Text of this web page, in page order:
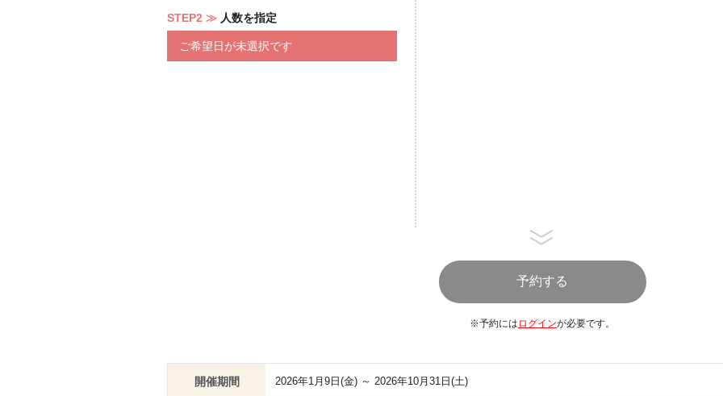
STEP2 人数を指定
ご希望日が未選択です
※予約には ログインが必要です。
開催期間 2026年1月9日(金) ～ 2026年10月31日(土)